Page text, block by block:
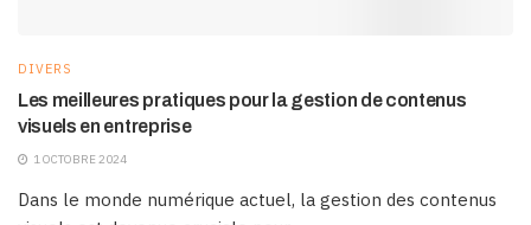
DIVERS
Les meilleures pratiques pour la gestion de contenus
visuels en entreprise
1 OCTOBRE 2024
Dans le monde numérique actuel, la gestion des contenus